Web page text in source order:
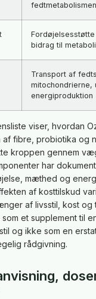
fedtmetabolismen
bidrag til
Transport af
mitochondrierne,
energiproduktion
viser, hvordan
af fibre, probiotika og
kroppen gennem
har
mæthed og
af kosttilskud
af livsstil, kost og
et supplement til
og ikke som en
rådgivning.